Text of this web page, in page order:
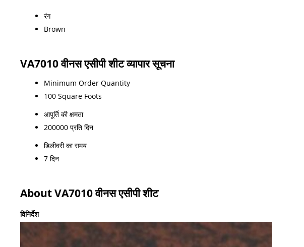
रंग
Brown
VA7010 वीनस एसीपी शीट व्यापार सूचना
Minimum Order Quantity
100 Square Foots
आपूर्ति की क्षमता
200000 प्रति दिन
डिलीवरी का समय
7 दिन
About VA7010 वीनस एसीपी शीट
विनिर्देश